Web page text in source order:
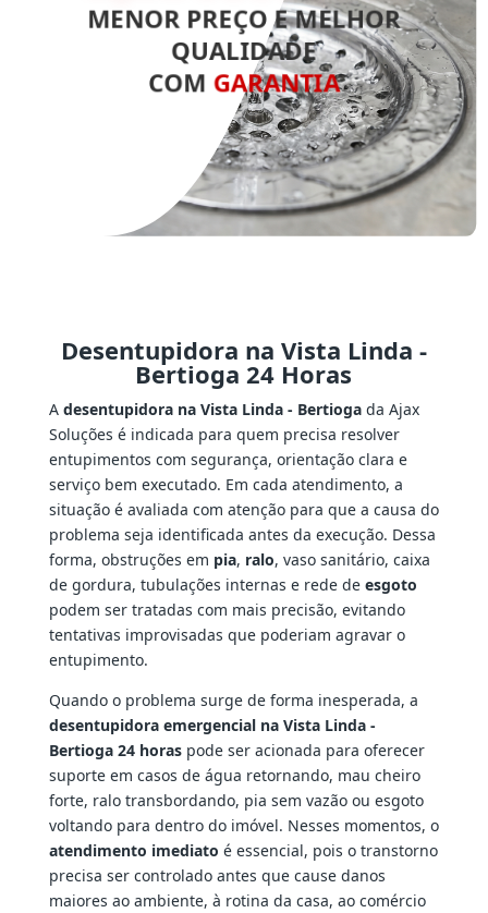
MENOR PREÇO E MELHOR
QUALIDADE
COM GARANTIA
Desentupidora na Vista Linda -
Bertioga 24 Horas
A desentupidora na Vista Linda - Bertiogada Ajax
Soluções é indicada para quem precisa resolver
entupimentos com segurança, orientação clara e
serviço bem executado. Em cada atendimento, a
situação é avaliada com atenção para que a causa do
problema seja identificada antes da execução. Dessa
forma, obstruções em pia, ralo, vaso sanitário, caixa
de gordura, tubulações internas e rede de esgoto
podem ser tratadas com mais precisão, evitando
tentativas improvisadas que poderiam agravar o
entupimento.
Quando o problema surge de forma inesperada, a
desentupidora emergencial na Vista Linda -
Bertioga 24 horaspode ser acionada para oferecer
suporte em casos de água retornando, mau cheiro
forte, ralo transbordando, pia sem vazão ou esgoto
voltando para dentro do imóvel. Nesses momentos, o
atendimento imediato é essencial, pois o transtorno
precisa ser controlado antes que cause danos
maiores ao ambiente, à rotina da casa, ao comércio